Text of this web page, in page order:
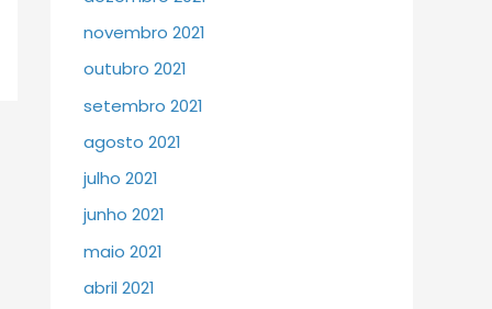
novembro 2021
outubro 2021
setembro 2021
agosto 2021
julho 2021
junho 2021
maio 2021
abril 2021